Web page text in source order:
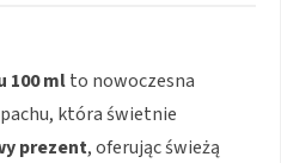
100 mlto nowoczesna
która świetnie
prezent, oferując świeżą